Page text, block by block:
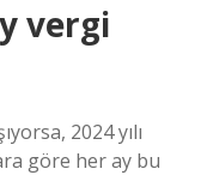
vergi
2024 yılı
göre her ay bu